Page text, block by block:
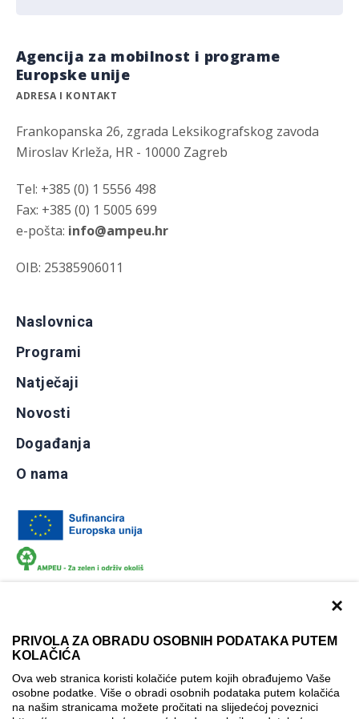
×
PRIVOLA ZA OBRADU OSOBNIH PODATAKA PUTEM
KOLAČIĆA
Ova web stranica koristi kolačiće putem kojih obrađujemo Vaše
osobne podatke. Više o obradi osobnih podataka putem kolačića
na našim stranicama možete pročitati na slijedećoj poveznici
Agencija za mobilnost i programe
Europske unije
ADRESA I KONTAKT
Frankopanska 26, zgrada Leksikografskog zavoda
Miroslav Krleža, HR - 10000 Zagreb
Tel: +385 (0) 1 5556 498
Fax: +385 (0) 1 5005 699
e-pošta: info@ampeu.hr
OIB: 25385906011
Naslovnica
Programi
Natječaji
Novosti
Događanja
O nama
Izjava o pristupačnosti
Politika korištenja kolačića
Postavke kolačića